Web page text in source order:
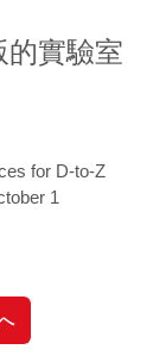
的實驗室
for D-to-Z
1